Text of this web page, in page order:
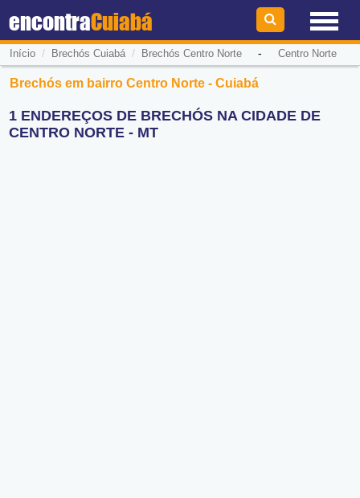
encontraCuiabá
Início / Brechós Cuiabá/ Brechós Centro Norte- Centro Norte
Brechós em bairro Centro Norte - Cuiabá
1 ENDEREÇOS DE BRECHÓS NA CIDADE DE
CENTRO NORTE - MT